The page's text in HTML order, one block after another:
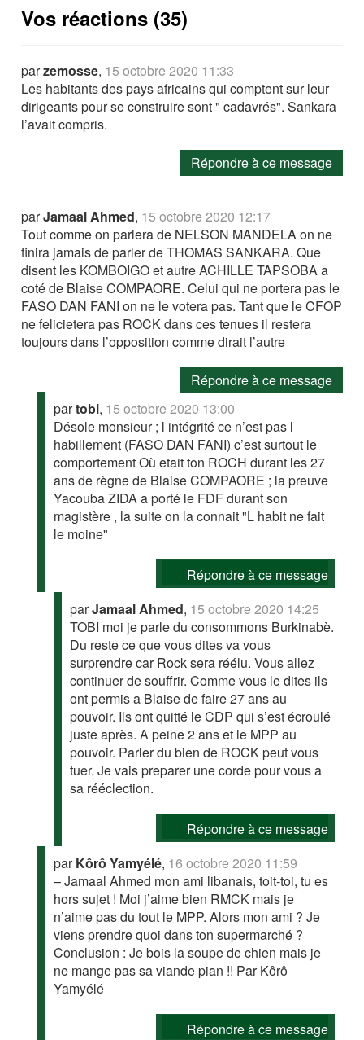
Vos réactions (35)
parzemosse, 15 octobre 2020 11:33
Les habitants des pays africains qui comptent sur leur
dirigeants pour se construire sont " cadavrés". Sankara
l’avait compris.
Répondre à ce message
parJamaal Ahmed, 15 octobre 2020 12:17
Tout comme on parlera de NELSON MANDELA on ne
finira jamais de parler de THOMAS SANKARA. Que
disent les KOMBOIGO et autre ACHILLE TAPSOBA a
coté de Blaise COMPAORE. Celui qui ne portera pas le
FASO DAN FANI on ne le votera pas. Tant que le CFOP
ne felicietera pas ROCK dans ces tenues il restera
toujours dans l’opposition comme dirait l’autre
Répondre à ce message
partobi, 15 octobre 2020 13:00
Désole monsieur ; l intégrité ce n’est pas l
habillement (FASO DAN FANI) c’est surtout le
comportement Où etait ton ROCH durant les 27
ans de règne de Blaise COMPAORE ; la preuve
Yacouba ZIDA a porté le FDF durant son
magistère , la suite on la connait "L habit ne fait
le moine"
Répondre à ce message
parJamaal Ahmed, 15 octobre 2020 14:25
TOBI moi je parle du consommons Burkinabè.
Du reste ce que vous dites va vous
surprendre car Rock sera réélu. Vous allez
continuer de souffrir. Comme vous le dites ils
ont permis a Blaise de faire 27 ans au
pouvoir. Ils ont quitté le CDP qui s’est écroulé
juste après. A peine 2 ans et le MPP au
pouvoir. Parler du bien de ROCK peut vous
tuer. Je vais preparer une corde pour vous a
sa rééclection.
Répondre à ce message
parKôrô Yamyélé, 16 octobre 2020 11:59
– Jamaal Ahmed mon ami libanais, toit-toi, tu es
hors sujet ! Moi j’aime bien RMCK mais je
n’aime pas du tout le MPP. Alors mon ami ? Je
viens prendre quoi dans ton supermarché ?
Conclusion : Je bois la soupe de chien mais je
ne mange pas sa viande pian !! Par Kôrô
Yamyélé
Répondre à ce message